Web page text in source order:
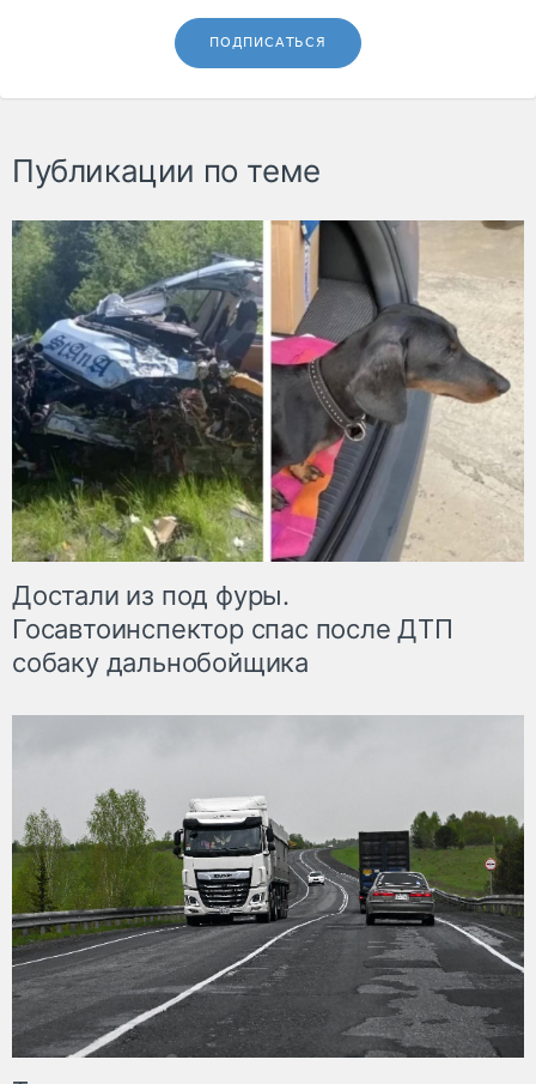
ПОДПИСАТЬСЯ
Публикации по теме
Достали из под фуры.
Госавтоинспектор спас после ДТП
собаку дальнобойщика